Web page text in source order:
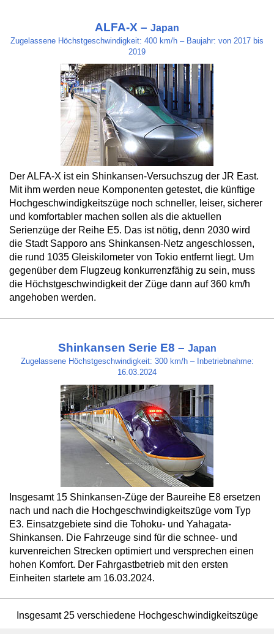
ALFA-X – Japan
Zugelassene Höchstgeschwindigkeit: 400 km/h – Baujahr: von 2017 bis
2019
Der ALFA-X ist ein Shinkansen-Versuchszug der JR East.
Mit ihm werden neue Komponenten getestet, die künftige
Hochgeschwindigkeitszüge noch schneller, leiser, sicherer
und komfortabler machen sollen als die aktuellen
Serienzüge der Reihe E5. Das ist nötig, denn 2030 wird
die Stadt Sapporo ans Shinkansen-Netz angeschlossen,
die rund 1035 Gleiskilometer von Tokio entfernt liegt. Um
gegenüber dem Flugzeug konkurrenzfähig zu sein, muss
die Höchstgeschwindigkeit der Züge dann auf 360 km/h
angehoben werden.
Shinkansen Serie E8 – Japan
Zugelassene Höchstgeschwindigkeit: 300 km/h – Inbetriebnahme:
16.03.2024
Insgesamt 15 Shinkansen-Züge der Baureihe E8 ersetzen
nach und nach die Hochgeschwindigkeitszüge vom Typ
E3. Einsatzgebiete sind die Tohoku- und Yahagata-
Shinkansen. Die Fahrzeuge sind für die schnee- und
kurvenreichen Strecken optimiert und versprechen einen
hohen Komfort. Der Fahrgastbetrieb mit den ersten
Einheiten startete am 16.03.2024.
Insgesamt 25 verschiedene Hochgeschwindigkeitszüge